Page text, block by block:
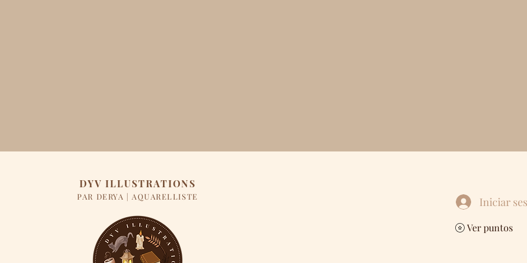
DYV ILLUSTRATIONS
PAR DERYA | AQUARELLISTE Iniciar
Ver puntos